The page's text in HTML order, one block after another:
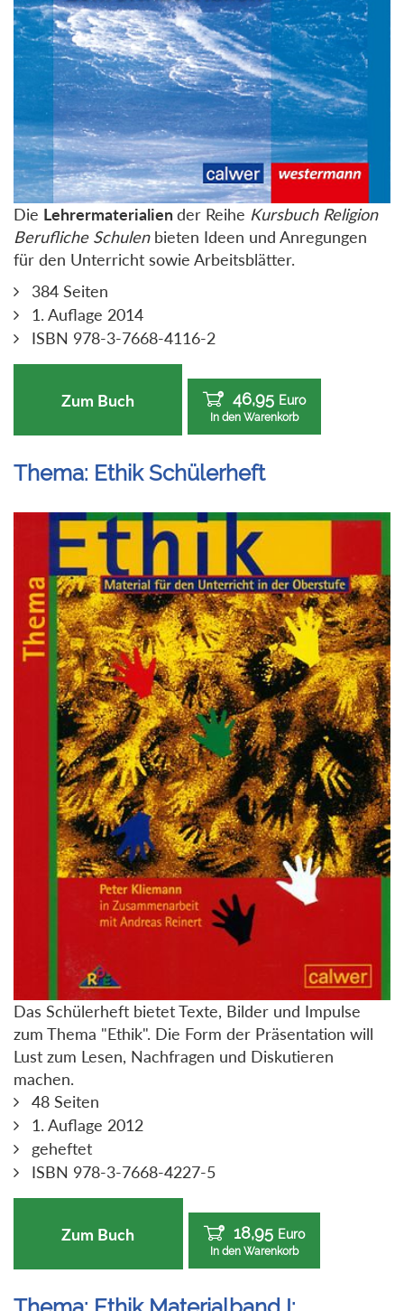
Die Lehrermaterialiender Reihe Kursbuch Religion
Berufliche Schulenbieten Ideen und Anregungen
für den Unterricht sowie Arbeitsblätter.
384 Seiten
1. Auflage 2014
ISBN 978-3-7668-4116-2
Zum Buch 46,95 Euro
In den Warenkorb
Thema: Ethik Schülerheft
Das Schülerheft bietet Texte, Bilder und Impulse
zum Thema "Ethik". Die Form der Präsentation will
Lust zum Lesen, Nachfragen und Diskutieren
machen.
48 Seiten
1. Auflage 2012
geheftet
ISBN 978-3-7668-4227-5
Zum Buch 18,95 Euro
In den Warenkorb